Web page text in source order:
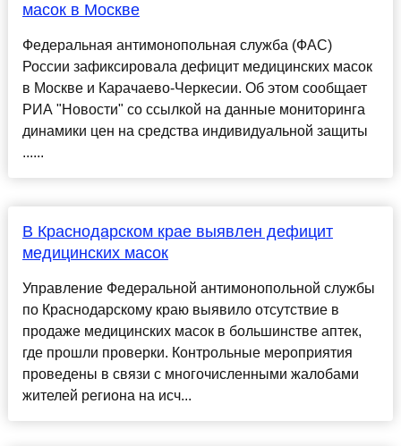
масок в Москве
Федеральная антимонопольная служба (ФАС)
России зафиксировала дефицит медицинских масок
в Москве и Карачаево-Черкесии. Об этом сообщает
РИА "Новости" со ссылкой на данные мониторинга
динамики цен на средства индивидуальной защиты
......
В Краснодарском крае выявлен дефицит
медицинских масок
Управление Федеральной антимонопольной службы
по Краснодарскому краю выявило отсутствие в
продаже медицинских масок в большинстве аптек,
где прошли проверки. Контрольные мероприятия
проведены в связи с многочисленными жалобами
жителей региона на исч...